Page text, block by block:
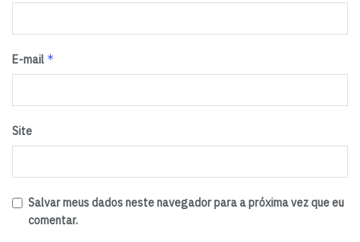
E-mail *
Site
Salvar meus dados neste navegador para a próxima vez que eu
comentar.